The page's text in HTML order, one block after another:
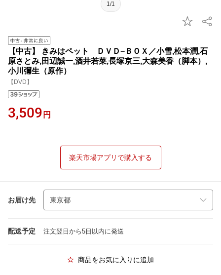
1/1
【中古】 きみはペット ＤＶＤ−ＢＯＸ／小雪,松本潤,石
原さとみ,田辺誠一,酒井若菜,長塚京三,大森美香（脚本）,
小川彌生（原作）
【DVD】
3,509 円
楽天市場アプリで購入する
お届け先
配送予定 注文翌日から5日以内に発送
商品をお気に入りに追加